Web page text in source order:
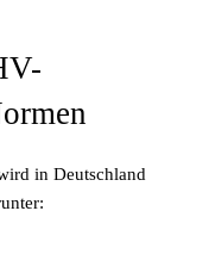
in Deutschland